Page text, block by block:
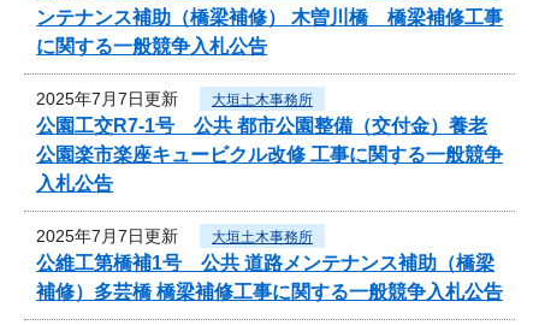
ンテナンス補助（橋梁補修） 木曽川橋 橋梁補修工事
に関する一般競争入札公告
2025年7月7日更新 大垣土木事務所
公園工交R7-1号 公共 都市公園整備（交付金）養老
公園楽市楽座キュービクル改修 工事に関する一般競争
入札公告
2025年7月7日更新 大垣土木事務所
公維工第橋補1号 公共 道路メンテナンス補助（橋梁
補修）多芸橋 橋梁補修工事に関する一般競争入札公告